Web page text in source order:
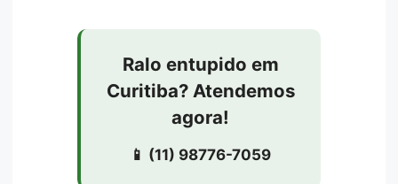
Ralo entupido em
Curitiba? Atendemos
agora!
📱 (11) 98776-7059